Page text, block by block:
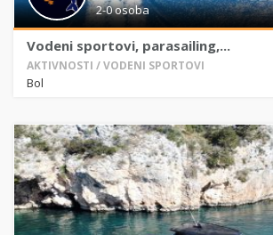
2-0 osoba
Vodeni sportovi, parasailing,...
AKTIVNOSTI / VODENI SPORTOVI
Bol